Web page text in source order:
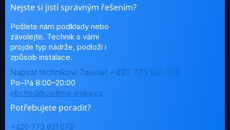
Nejste si jistí správným řešením?
Pošlete nám podklady nebo
zavolejte. Technik s vámi
projde typ nádrže, podloží i
způsob instalace.
Napsat technikovi Zavolat +420 773 821 072
Po–Pá 8:00–20:00
obchod@cistirna-jimka.cz
Potřebujete poradit?
+420 773 821 072